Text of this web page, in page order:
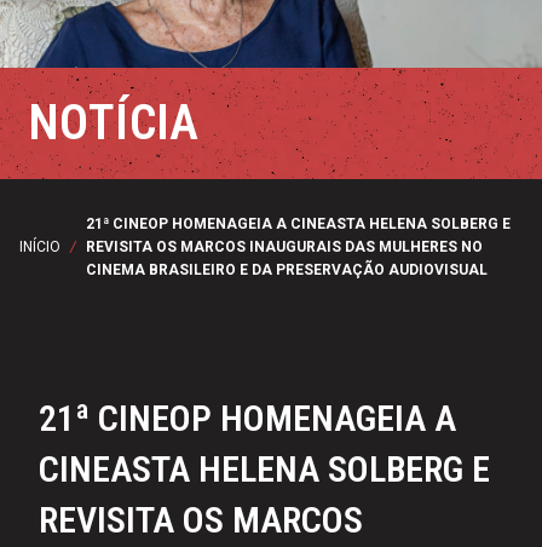
NOTÍCIA
INÍCIO /
21ª CINEOP HOMENAGEIA A CINEASTA HELENA SOLBERG E
REVISITA OS MARCOS INAUGURAIS DAS MULHERES NO
CINEMA BRASILEIRO E DA PRESERVAÇÃO AUDIOVISUAL
21ª CINEOP HOMENAGEIA A
CINEASTA HELENA SOLBERG E
REVISITA OS MARCOS